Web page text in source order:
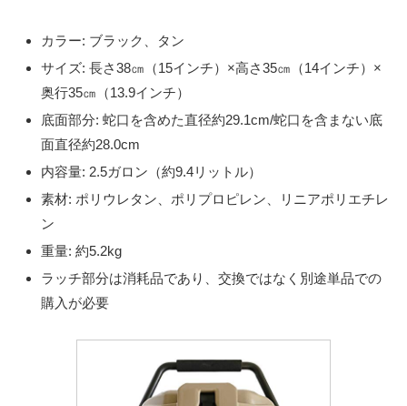
カラー: ブラック、タン
サイズ: 長さ38㎝（15インチ）×高さ35㎝（14インチ）×
奥行35㎝（13.9インチ）
底面部分: 蛇口を含めた直径約29.1cm/蛇口を含まない底
面直径約28.0cm
内容量: 2.5ガロン（約9.4リットル）
素材: ポリウレタン、ポリプロピレン、リニアポリエチレ
ン
重量: 約5.2kg
ラッチ部分は消耗品であり、交換ではなく別途単品での
購入が必要